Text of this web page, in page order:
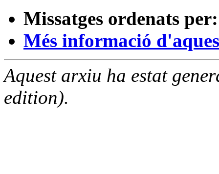
Missatges ordenats per:
Més informació
Aquest arxiu ha estat
edition).